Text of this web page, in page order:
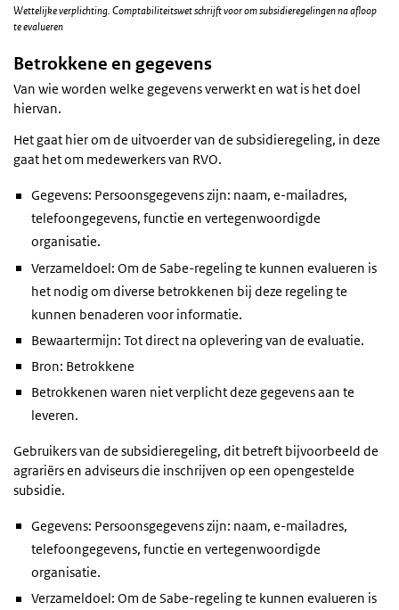
Wettelijke verplichting. Comptabiliteitswet schrijft voor om subsidieregelingen na afloop
te evalueren
Betrokkene en gegevens
Van wie worden welke gegevens verwerkt en wat is het doel
hiervan.
Het gaat hier om de uitvoerder van de subsidieregeling, in deze
gaat het om medewerkers van RVO.
Gegevens: Persoonsgegevens zijn: naam, e-mailadres,
telefoongegevens, functie en vertegenwoordigde
organisatie.
Verzameldoel: Om de Sabe-regeling te kunnen evalueren is
het nodig om diverse betrokkenen bij deze regeling te
kunnen benaderen voor informatie.
Bewaartermijn: Tot direct na oplevering van de evaluatie.
Bron: Betrokkene
Betrokkenen waren niet verplicht deze gegevens aan te
leveren.
Gebruikers van de subsidieregeling, dit betreft bijvoorbeeld de
agrariërs en adviseurs die inschrijven op een opengestelde
subsidie.
Gegevens: Persoonsgegevens zijn: naam, e-mailadres,
telefoongegevens, functie en vertegenwoordigde
organisatie.
Verzameldoel: Om de Sabe-regeling te kunnen evalueren is